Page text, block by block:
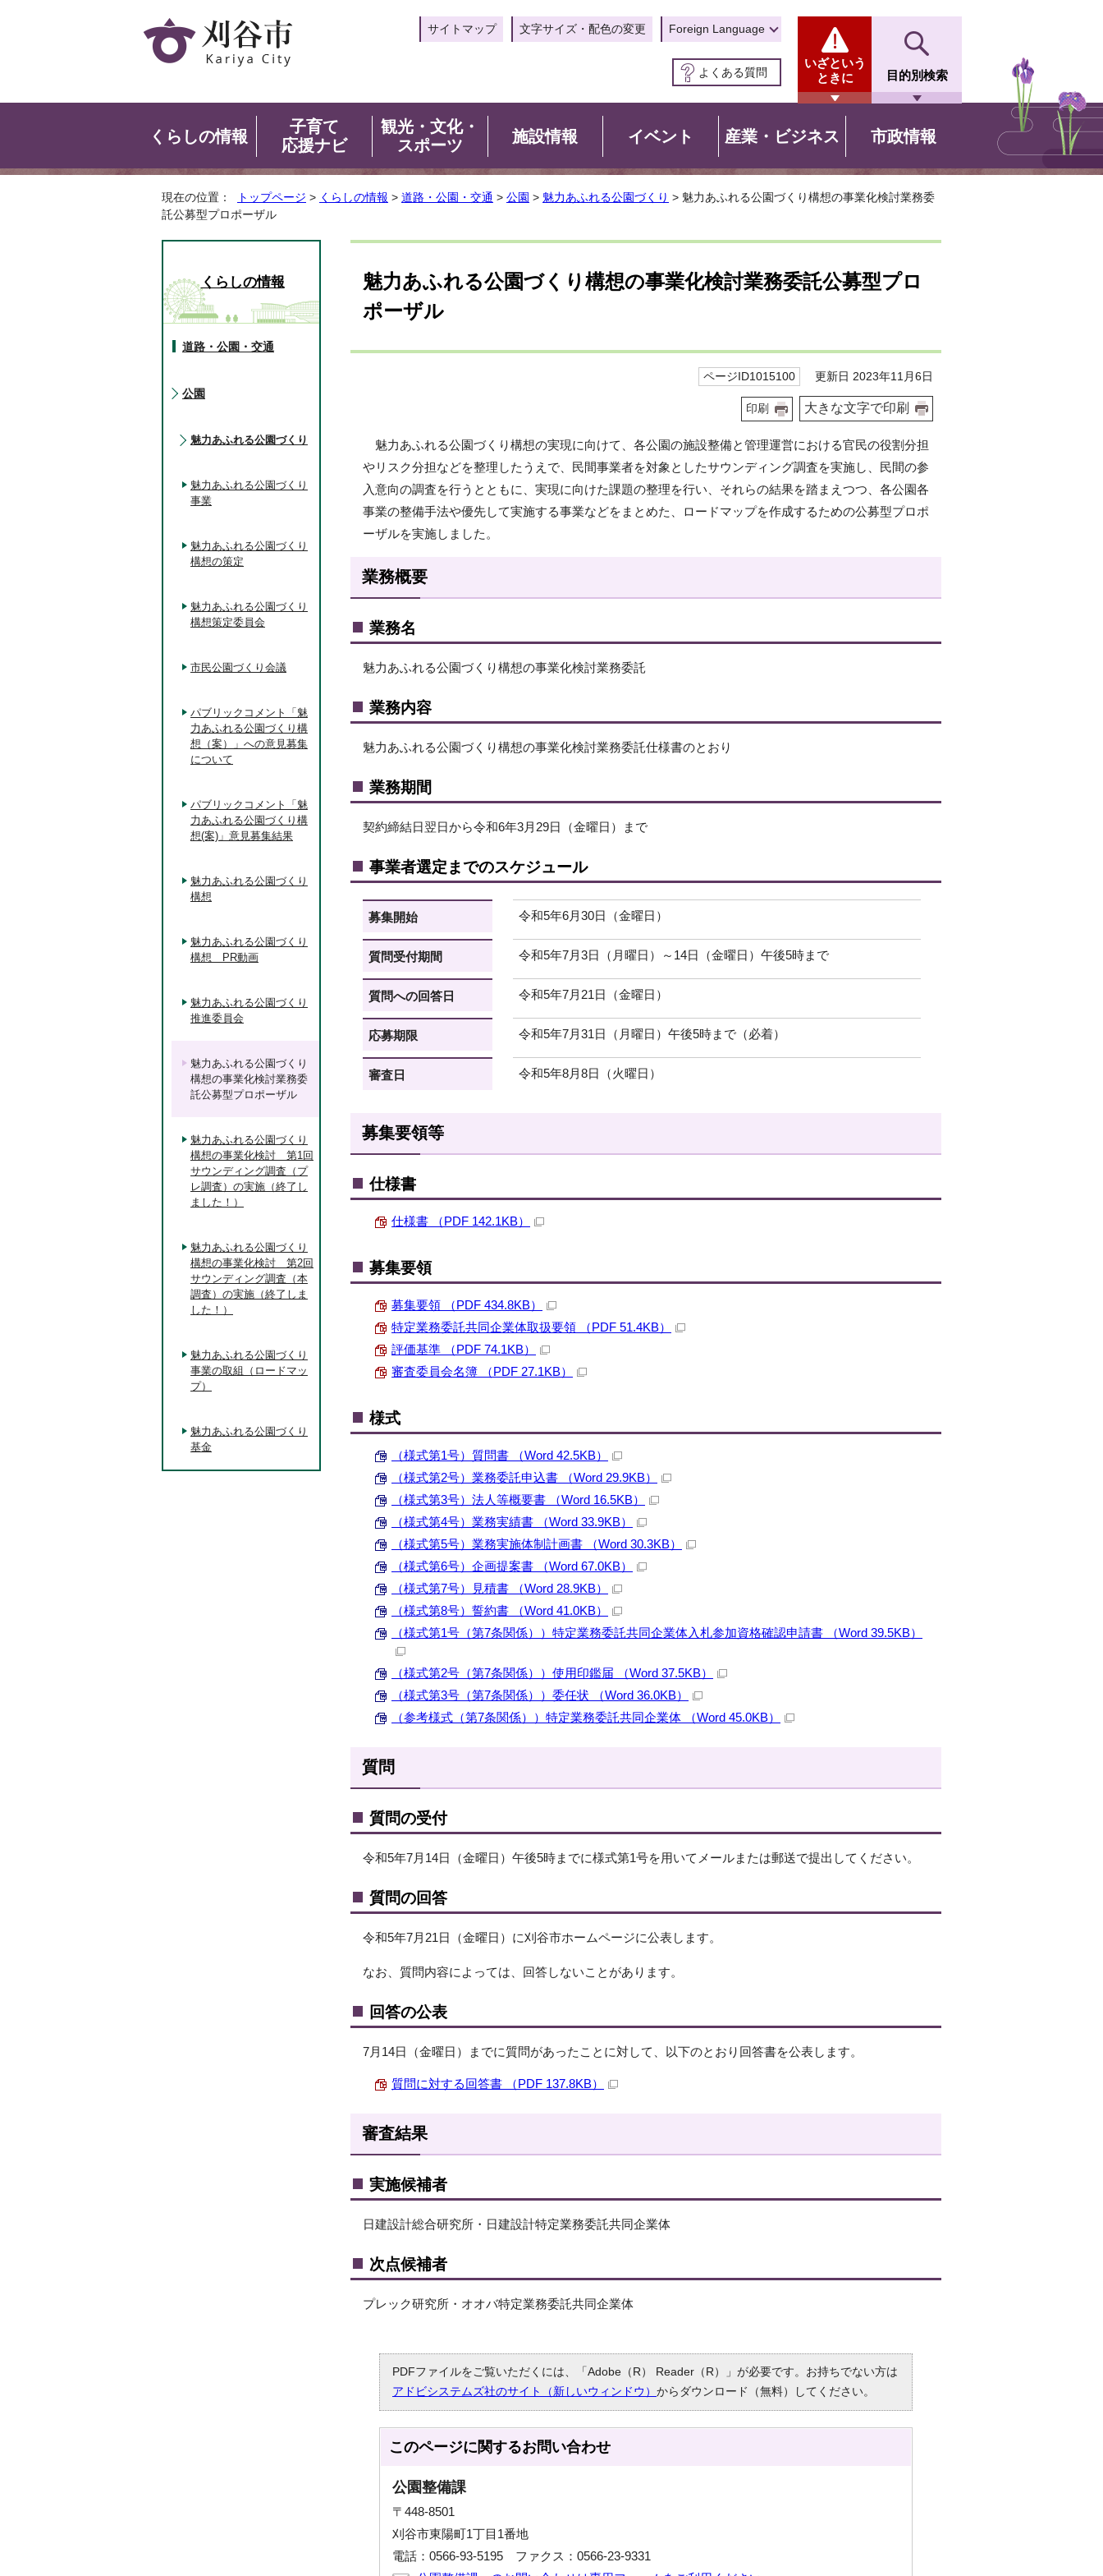
サイトマップ 文字サイズ・配色の変更 Foreign Language
よくある質問
いざという
ときに
目的別検索
くらしの情報
子育て
応援ナビ
観光・文化・
スポーツ
施設情報 イベント 産業・ビジネス 市政情報
現在の位置： トップページ > くらしの情報 > 道路・公園・交通 > 公園 > 魅力あふれる公園づくり > 魅力あふれる公園づくり構想の事業化検討業務委
託公募型プロポーザル
魅力あふれる公園づくり構想の事業化検討業務委託公募型プロ
ポーザル
ページID1015100 更新日 2023年11月6日
印刷 大きな文字で印刷
魅力あふれる公園づくり構想の実現に向けて、各公園の施設整備と管理運営における官民の役割分担
やリスク分担などを整理したうえで、民間事業者を対象としたサウンディング調査を実施し、民間の参
入意向の調査を行うとともに、実現に向けた課題の整理を行い、それらの結果を踏まえつつ、各公園各
事業の整備手法や優先して実施する事業などをまとめた、ロードマップを作成するための公募型プロポ
ーザルを実施しました。
業務概要
業務名
魅力あふれる公園づくり構想の事業化検討業務委託
業務内容
魅力あふれる公園づくり構想の事業化検討業務委託仕様書のとおり
業務期間
契約締結日翌日から令和6年3月29日（金曜日）まで
事業者選定までのスケジュール
募集開始 令和5年6月30日（金曜日）
質問受付期間 令和5年7月3日（月曜日）～14日（金曜日）午後5時まで
質問への回答日 令和5年7月21日（金曜日）
応募期限 令和5年7月31日（月曜日）午後5時まで（必着）
審査日 令和5年8月8日（火曜日）
募集要領等
仕様書
仕様書 （PDF 142.1KB）
募集要領
募集要領 （PDF 434.8KB）
特定業務委託共同企業体取扱要領 （PDF 51.4KB）
評価基準 （PDF 74.1KB）
審査委員会名簿 （PDF 27.1KB）
様式
（様式第1号）質問書 （Word 42.5KB）
（様式第2号）業務委託申込書 （Word 29.9KB）
（様式第3号）法人等概要書 （Word 16.5KB）
（様式第4号）業務実績書 （Word 33.9KB）
（様式第5号）業務実施体制計画書 （Word 30.3KB）
（様式第6号）企画提案書 （Word 67.0KB）
（様式第7号）見積書 （Word 28.9KB）
（様式第8号）誓約書 （Word 41.0KB）
（様式第1号（第7条関係））特定業務委託共同企業体入札参加資格確認申請書 （Word 39.5KB）
（様式第2号（第7条関係））使用印鑑届 （Word 37.5KB）
（様式第3号（第7条関係））委任状 （Word 36.0KB）
（参考様式（第7条関係））特定業務委託共同企業体 （Word 45.0KB）
質問
質問の受付
令和5年7月14日（金曜日）午後5時までに様式第1号を用いてメールまたは郵送で提出してください。
質問の回答
令和5年7月21日（金曜日）に刈谷市ホームページに公表します。
なお、質問内容によっては、回答しないことがあります。
回答の公表
7月14日（金曜日）までに質問があったことに対して、以下のとおり回答書を公表します。
質問に対する回答書 （PDF 137.8KB）
審査結果
実施候補者
日建設計総合研究所・日建設計特定業務委託共同企業体
次点候補者
プレック研究所・オオバ特定業務委託共同企業体
PDFファイルをご覧いただくには、「Adobe（R） Reader（R）」が必要です。お持ちでない方は
アドビシステムズ社のサイト（新しいウィンドウ） からダウンロード（無料）してください。
このページに関するお問い合わせ
公園整備課
〒448-8501
刈谷市東陽町1丁目1番地
電話：0566-93-5195 ファクス：0566-23-9331
くらしの情報
道路・公園・交通
公園
魅力あふれる公園づくり
魅力あふれる公園づくり
事業
魅力あふれる公園づくり
構想の策定
魅力あふれる公園づくり
構想策定委員会
市民公園づくり会議
パブリックコメント「魅
力あふれる公園づくり構
想（案）」への意見募集
について
パブリックコメント「魅
力あふれる公園づくり構
想(案)」意見募集結果
魅力あふれる公園づくり
構想
魅力あふれる公園づくり
構想 PR動画
魅力あふれる公園づくり
推進委員会
魅力あふれる公園づくり
構想の事業化検討業務委
託公募型プロポーザル
魅力あふれる公園づくり
構想の事業化検討 第1回
サウンディング調査（プ
レ調査）の実施（終了し
ました！）
魅力あふれる公園づくり
構想の事業化検討 第2回
サウンディング調査（本
調査）の実施（終了しま
した！）
魅力あふれる公園づくり
事業の取組（ロードマッ
プ）
魅力あふれる公園づくり
基金